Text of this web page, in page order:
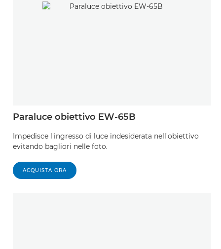
Paraluce obiettivo EW-65B
Impedisce l'ingresso di luce indesiderata nell'obiettivo
evitando bagliori nelle foto.
ACQUISTA ORA